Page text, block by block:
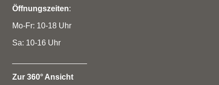
Öffnungszeiten:
Mo-Fr: 10-18 Uhr
Sa: 10-16 Uhr
Zur 360° Ansicht